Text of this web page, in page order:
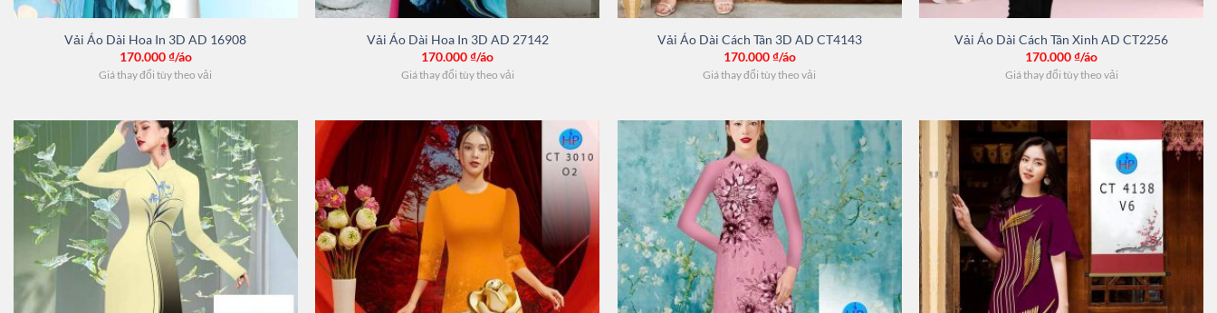
Vải Áo Dài Hoa In 3D AD 16908
170.000₫/áo
Giá thay đổi tùy theo vải
Vải Áo Dài Hoa In 3D AD 27142
170.000₫/áo
Giá thay đổi tùy theo vải
Vải Áo Dài Cách Tân 3D AD CT4143
170.000₫/áo
Giá thay đổi tùy theo vải
Vải Áo Dài Cách Tân Xinh AD CT2256
170.000₫/áo
Giá thay đổi tùy theo vải